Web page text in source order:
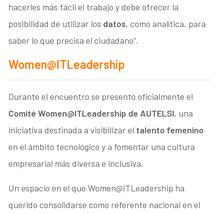
hacerles más fácil el trabajo y debe ofrecer la
posibilidad de utilizar los datos, como analítica, para
saber lo que precisa el ciudadano”.
Women@ITLeadership
Durante el encuentro se presentó oficialmente el
Comité Women@ITLeadership de AUTELSI, una
iniciativa destinada a visibilizar el talento femenino
en el ámbito tecnológico y a fomentar una cultura
empresarial más diversa e inclusiva.
Un espacio en el que Women@ITLeadership ha
querido consolidarse como referente nacional en el